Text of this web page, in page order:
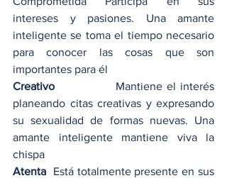
intereses y pasiones. Una amante
inteligente se toma el tiempo necesario
para conocer las cosas que son
importantes para él
Creativo
Mantiene el interés
planeando citas creativas y expresando
su sexualidad de formas nuevas. Una
amante inteligente mantiene viva la
chispa
Atenta
Está totalmente presente en sus